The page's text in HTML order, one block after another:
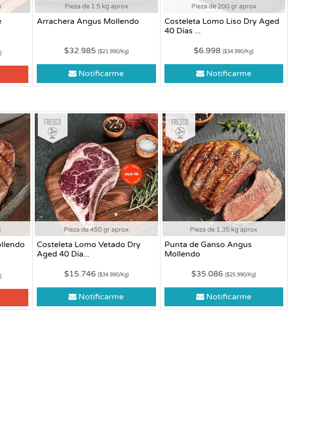
Pieza de 1.5 kg aprox
Arrachera Angus Mollendo
$32.985 ($21.990/Kg)
Notificarme
Pieza de 200 gr aprox
Costeleta Lomo Liso Dry Aged
40 Días ...
$6.998($34.990/Kg)
Notificarme
Pieza de 450 gr aprox
Costeleta Lomo Vetado Dry
Aged 40 Día...
Fresco
$15.746 ($34.990/Kg)
Notificarme
Pieza de 1.35 kg aprox
Punta de Ganso Angus
Mollendo
Fresco
$35.086($25.990/Kg)
Notificarme